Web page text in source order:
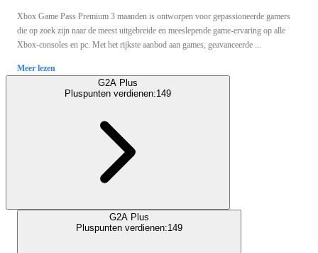
Xbox Game Pass Premium 3 maanden is ontworpen voor gepassioneerde gamers
die op zoek zijn naar de meest uitgebreide en meeslepende game-ervaring op alle
Xbox-consoles en pc. Met het rijkste aanbod aan games, geavanceerde ...
Meer lezen
G2A Plus
Pluspunten verdienen:149
G2A Plus
Pluspunten verdienen:149